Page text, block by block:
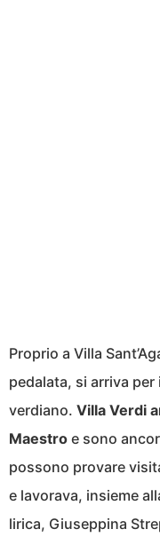
Proprio a Villa
pedalata, si arriva
verdiano. Villa Verdi
Maestro e sono
possono provare
e lavorava, insieme
lirica, Giuseppina